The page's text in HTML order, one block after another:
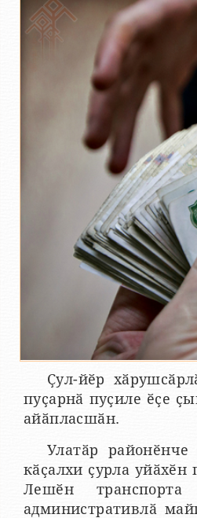
Ҫул-йӗр
пуҫарнӑ пуҫиле ӗҫе
айӑпласшӑн.
Улатӑр
кӑҫалхи ҫурла
Лешӗн
административлӑ